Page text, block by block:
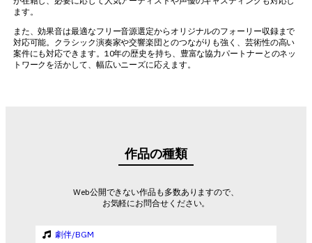
ます。
また、効果音は最適なフリー音源選定からオリジナルのフォーリー収録まで
対応可能。クラシック演奏家や交響楽団とのつながりも強く、芸術性の高い
案件にも対応できます。10年の歴史を持ち、豊富な協力パートナーとのネッ
トワークを活かして、幅広いニーズに応えます。
作品の種類
Web公開できない作品も多数ありますので、
お気軽にお問合せください。
劇伴/BGM